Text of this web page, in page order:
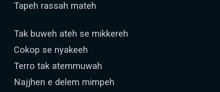
Tapeh rassah mateh
Tak buweh ateh se mikkereh
Cokop se nyakeeh
Terro tak atemmuwah
Najjhen e delem mimpeh